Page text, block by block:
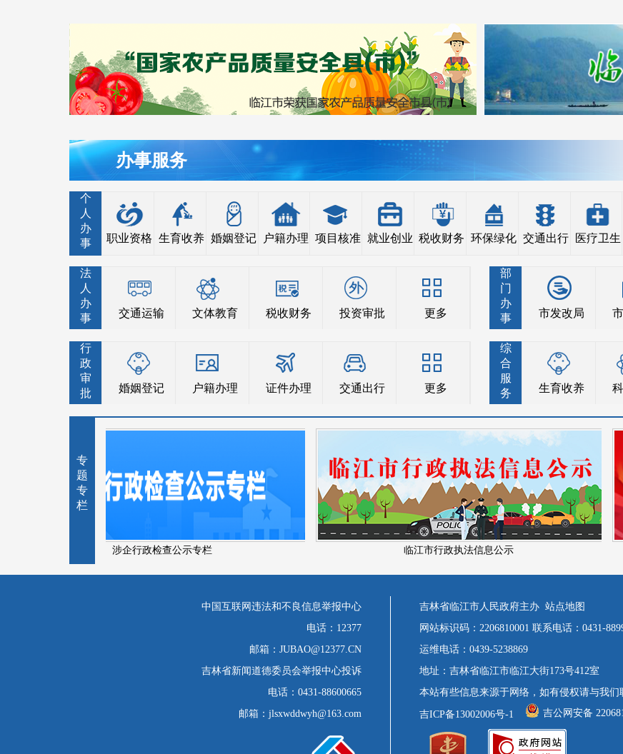
办事服务
个
人
办
事
职业资格 生育收养 婚姻登记 户籍办理 项目核准 就业创业 税收财务 环保绿化 交通出行 医疗卫生
法
人
办
事
交通运输 文体教育 税收财务 投资审批 更多
部
门
办
事
市发改局
行
政
审
批
婚姻登记 户籍办理 证件办理 交通出行 更多
综
合
服
务
生育收养
专
题
专
栏
涉企行政检查公示专栏 临江市行政执法信息公示
中国互联网违法和不良信息举报中心
电话：12377
邮箱：JUBAO@12377.CN
吉林省新闻道德委员会举报中心投诉
电话：0431-88600665
邮箱：jlsxwddwyh@163.com
吉林省临江市人民政府主办 站点地图
网站标识码：2206810001 联系电话：0431-
运维电话：0439-5238869
地址：吉林省临江市临江大街173号412室
本站有些信息来源于网络，如有侵权请与我
吉ICP备13002006号-1 吉公网安备